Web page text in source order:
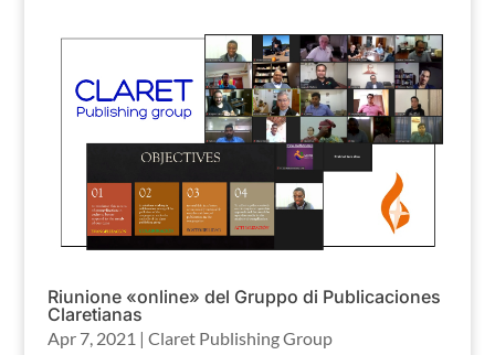
Riunione «online» del Gruppo di Publicaciones
Claretianas
Apr 7, 2021 | Claret Publishing Group